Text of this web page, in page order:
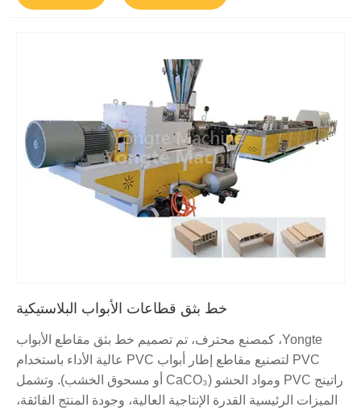
خط بثق قطاعات الأبواب البلاستيكية
Yongte، كمصنع محترف، تم تصميم خط بثق مقاطع الأبواب
PVC لتصنيع مقاطع إطار أبواب PVC عالية الأداء باستخدام
راتينج PVC ومواد الحشو (CaCO₃ أو مسحوق الخشب). وتشمل
الميزات الرئيسية القدرة الإنتاجية العالية، وجودة المنتج الفائقة،